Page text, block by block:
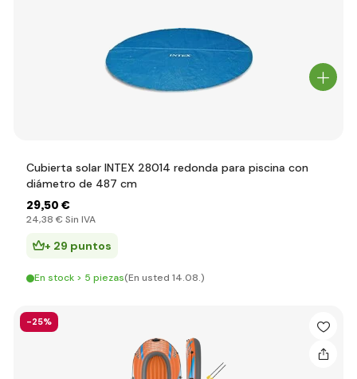
Cubierta solar INTEX 28014 redonda para piscina con
diámetro de 487 cm
29,50 €
24,38 € Sin IVA
+ 29 puntos
En stock > 5 piezas(En usted 14.08.)
-25%